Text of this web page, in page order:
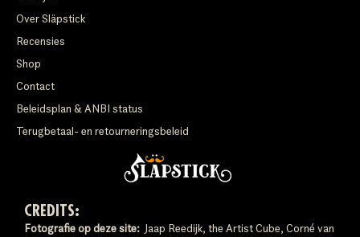
Over Släpstick
Recensies
Shop
Contact
Beleidsplan & ANBI status
Terugbetaal- en retourneringsbeleid
CREDITS:
Fotografie op deze site: Jaap Reedijk, the Artist Cube, Corné van